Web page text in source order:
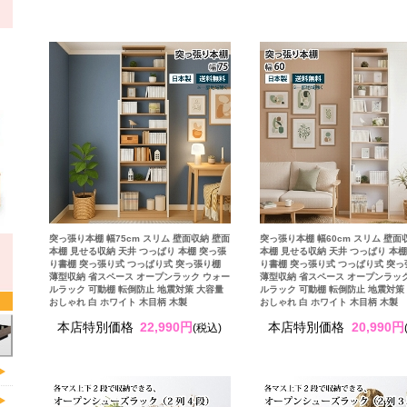
突っ張り本棚 幅75cm スリム 壁面収納 壁面
本棚 見せる収納 天井 つっぱり 本棚 突っ張
り書棚 突っ張り式 つっぱり式 突っ張り棚
薄型収納 省スペース オープンラック ウォー
ルラック 可動棚 転倒防止 地震対策 大容量
おしゃれ 白 ホワイト 木目柄 木製
本店特別価格 22,990円(税込)
突っ張り本棚 幅60cm スリム 壁面
本棚 見せる収納 天井 つっぱり 本
り書棚 突っ張り式 つっぱり式 突っ
薄型収納 省スペース オープンラッ
ルラック 可動棚 転倒防止 地震対策
おしゃれ 白 ホワイト 木目柄 木製
本店特別価格 20,990円